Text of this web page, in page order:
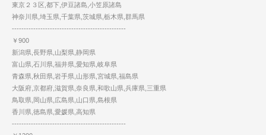
東京２３区,都下,伊豆諸島,小笠原諸島
神奈川県,埼玉県,千葉県,茨城県,栃木県,群馬県
------------------------------------------------
￥900
新潟県,長野県,山梨県,静岡県
富山県,石川県,福井県,愛知県,岐阜県
青森県,秋田県,岩手県,山形県,宮城県,福島県
大阪府,京都府,滋賀県,奈良県,和歌山県,兵庫県,三重県
鳥取県,岡山県,広島県,山口県,島根県
香川県,徳島県,愛媛県,高知県
------------------------------------------------